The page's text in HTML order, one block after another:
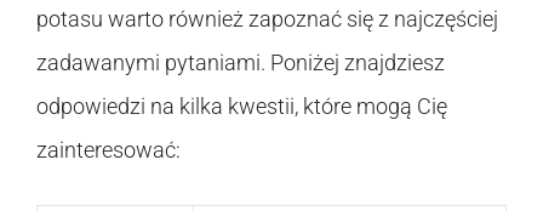
potasu warto również zapoznać się z najczęściej
zadawanymi pytaniami. Poniżej znajdziesz
odpowiedzi na kilka kwestii, które mogą Cię
zainteresować: